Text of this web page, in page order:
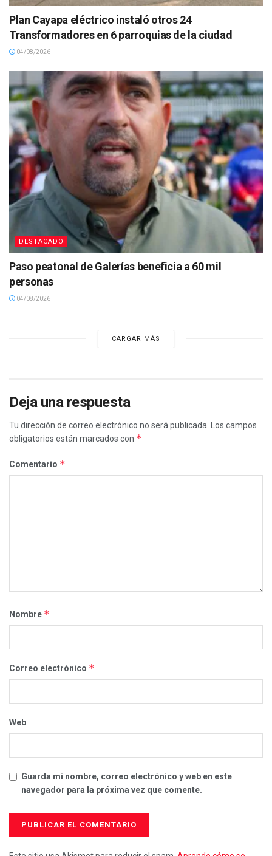
Plan Cayapa eléctrico instaló otros 24
Transformadores en 6 parroquias de la ciudad
04/08/2026
DESTACADO
Paso peatonal de Galerías beneficia a 60 mil
personas
04/08/2026
CARGAR MÁS
Deja una respuesta
Tu dirección de correo electrónico no será publicada.
Los campos
obligatorios están marcados con *
Comentario *
Nombre *
Correo electrónico *
Web
Guarda mi nombre, correo electrónico y web en este
navegador para la próxima vez que comente.